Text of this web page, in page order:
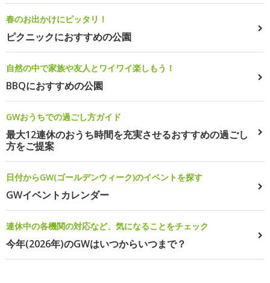
春のお出かけにピッタリ！
ピクニックにおすすめの公園
自然の中で家族や友人とワイワイ楽しもう！
BBQにおすすめの公園
GWおうちでの過ごし方ガイド
最大12連休のおうち時間を充実させるおすすめの過ごし
方をご提案
日付からGW(ゴールデンウィーク)のイベントを探す
GWイベントカレンダー
連休中の各機関の対応など、気になることをチェック
今年(2026年)のGWはいつからいつまで？